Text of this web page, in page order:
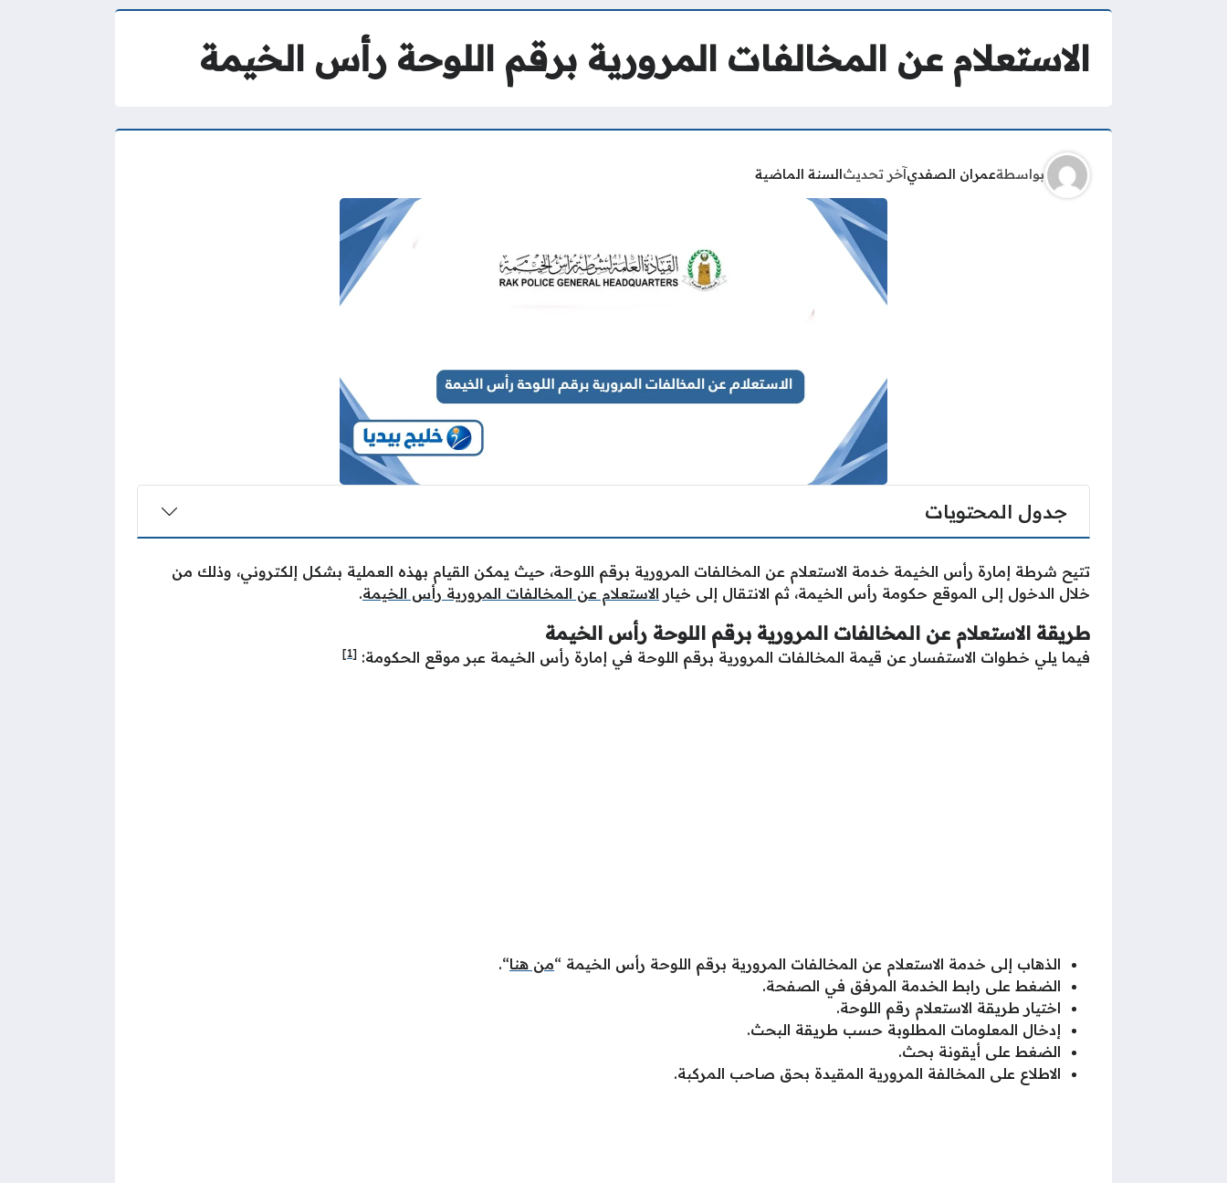
الاستعلام عن المخالفات المرورية برقم اللوحة رأس الخيمة
بواسطةعمران الصفدي آخر تحديث السنة الماضية
جدول المحتويات
تتيح شرطة إمارة رأس الخيمة خدمة الاستعلام عن المخالفات المرورية برقم اللوحة، حيث يمكن القيام بهذه العملية بشكل إلكتروني، وذلك من
خلال الدخول إلى الموقع حكومة رأس الخيمة، ثم الانتقال إلى خيار الاستعلام عن المخالفات المرورية رأس الخيمة.
طريقة الاستعلام عن المخالفات المرورية برقم اللوحة رأس الخيمة
فيما يلي خطوات الاستفسار عن قيمة المخالفات المرورية برقم اللوحة في إمارة رأس الخيمة عبر موقع الحكومة: [1]
الذهاب إلى خدمة الاستعلام عن المخالفات المرورية برقم اللوحة رأس الخيمة “من هنا“.
الضغط على رابط الخدمة المرفق في الصفحة.
اختيار طريقة الاستعلام رقم اللوحة.
إدخال المعلومات المطلوبة حسب طريقة البحث.
الضغط على أيقونة بحث.
الاطلاع على المخالفة المرورية المقيدة بحق صاحب المركبة.